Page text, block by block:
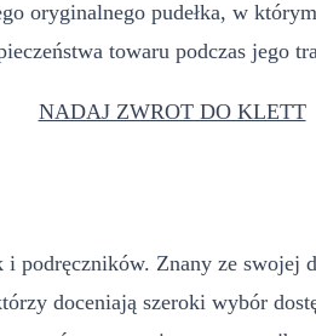
oryginalnego pudełka, w
towaru podczas jego
NADAJ ZWROT DO KLETT
Znany ze swojej
doceniają szeroki wybór